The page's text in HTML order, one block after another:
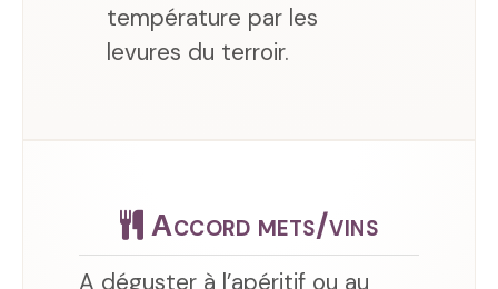
température par les
levures du terroir.
Accord mets/vins
A déguster à l’apéritif ou au